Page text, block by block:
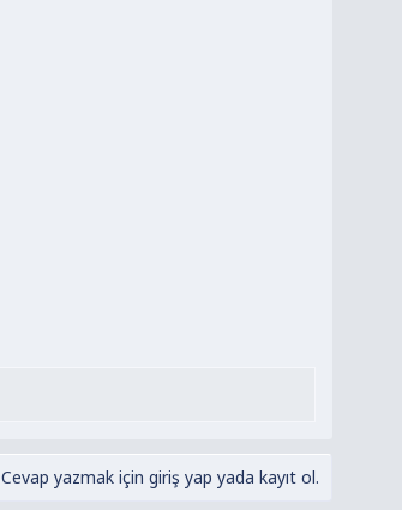
Cevap yazmak için giriş yap yada kayıt ol.